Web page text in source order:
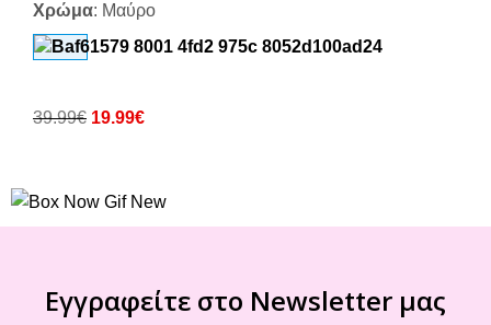
Χρώμα: Μαύρο
39.99€ 19.99€
Εγγραφείτε στο Newsletter μας